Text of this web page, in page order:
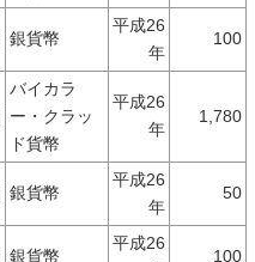
銀貨幣
平成26
年
100
バイカラ
ー・クラッ
ド貨幣
平成26
年
1,780
銀貨幣
平成26
年
50
銀貨幣
平成26
100